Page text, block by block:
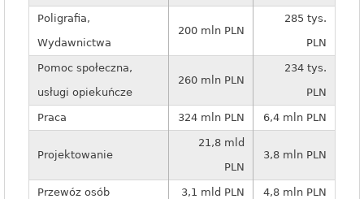
Poligrafia,
Wydawnictwa
200 mln PLN
285 tys.
PLN
Pomoc społeczna,
usługi opiekuńcze
260 mln PLN
234 tys.
PLN
Praca 324 mln PLN 6,4 mln PLN
Projektowanie
21,8 mld
PLN
3,8 mln PLN
Przewóz osób 3,1 mld PLN 4,8 mln PLN